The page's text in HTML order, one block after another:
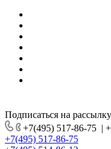
Подписаться на рассылку
+7(495) 517-86-75 |
+7(495) 517-86-75